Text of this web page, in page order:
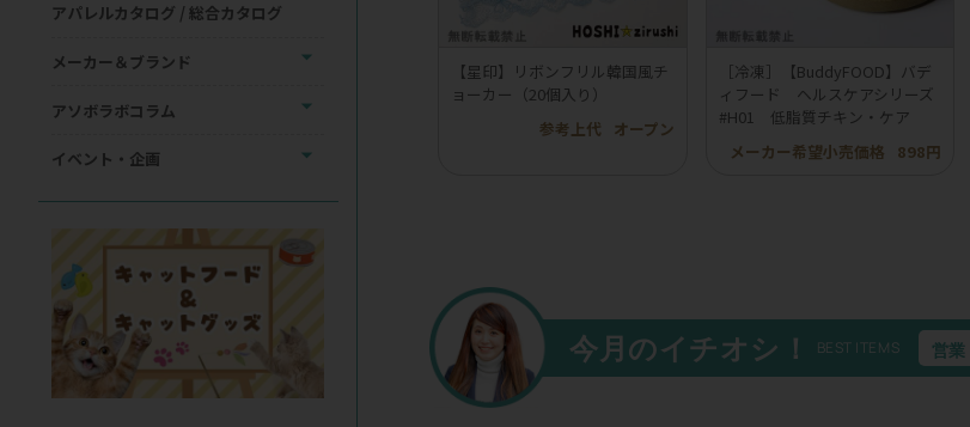
【星印】リボンフリル韓国風チ
ョーカー（20個入り）
参考上代
オープン
［冷凍］【BuddyFOOD】バデ
ィフード ヘルスケアシリーズ
#H01 低脂質チキン・ケア
メーカー希望小売価格
898円
今月のイチオシ！ BEST ITEMS 営業
アパレルカタログ / 総合カタログ
メーカー＆ブランド
アソボラボコラム
イベント・企画